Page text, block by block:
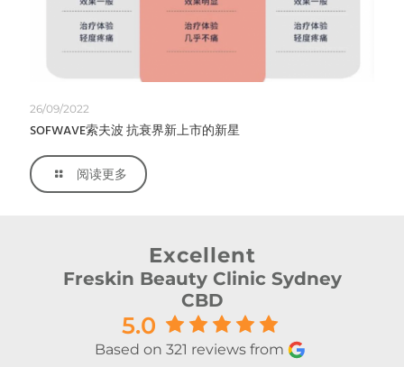
26/09/2022
SOFWAVE索夫波 抗衰界新上市的新星
阅读更多
Excellent
Freskin Beauty Clinic Sydney
CBD
5.0
Based on 321 reviews from